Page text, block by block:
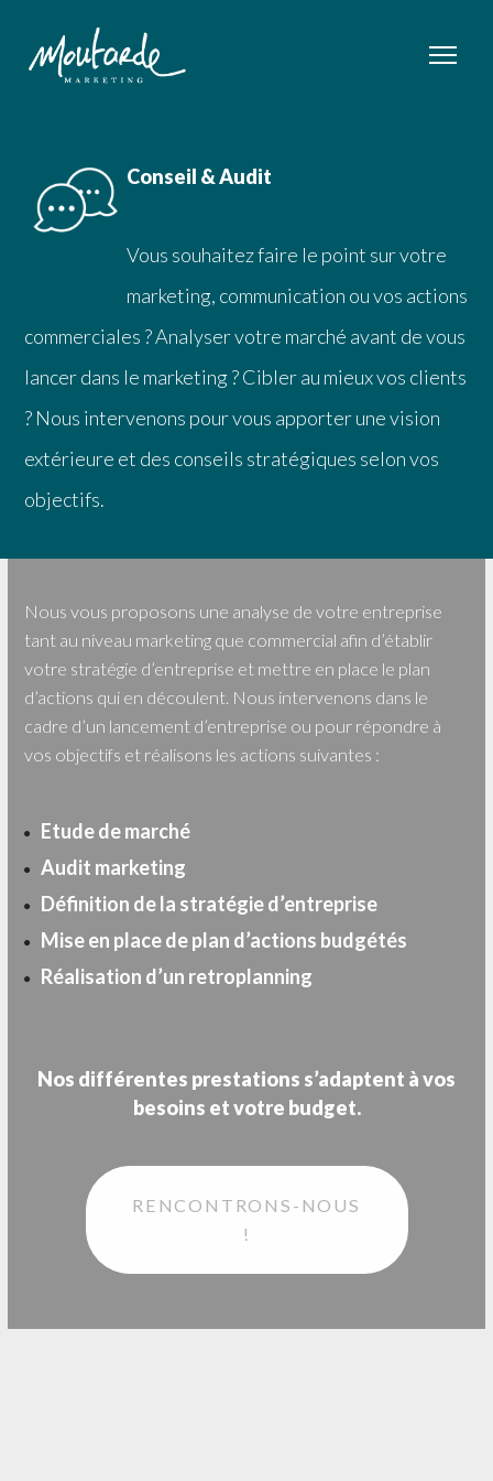
Conseil & Audit
Vous souhaitez faire le point sur votre
marketing, communication ou vos actions
commerciales ? Analyser votre marché avant de vous
lancer dans le marketing ? Cibler au mieux vos clients
? Nous intervenons pour vous apporter une vision
extérieure et des conseils stratégiques selon vos
objectifs.
Nous vous proposons une analyse de votre entreprise
tant au niveau marketing que commercial afin d’établir
votre stratégie d’entreprise et mettre en place le plan
d’actions qui en découlent. Nous intervenons dans le
cadre d’un lancement d’entreprise ou pour répondre à
vos objectifs et réalisons les actions suivantes :
Etude de marché
Audit marketing
Définition de la stratégie d’entreprise
Mise en place de plan d’actions budgétés
Réalisation d’un retroplanning
Nos différentes prestations s’adaptent à vos
besoins et votre budget.
RENCONTRONS-NOUS
!